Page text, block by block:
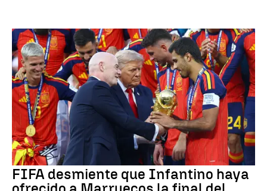
FIFA desmiente que Infantino haya